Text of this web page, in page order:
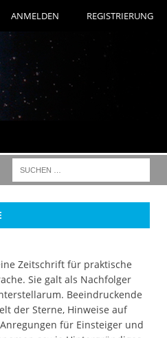
ANMELDEN REGISTRIERUNG
Zeitschrift für praktische
Sie galt als Nachfolger
Beeindruckende
der Sterne, Hinweise auf
für Einsteiger und